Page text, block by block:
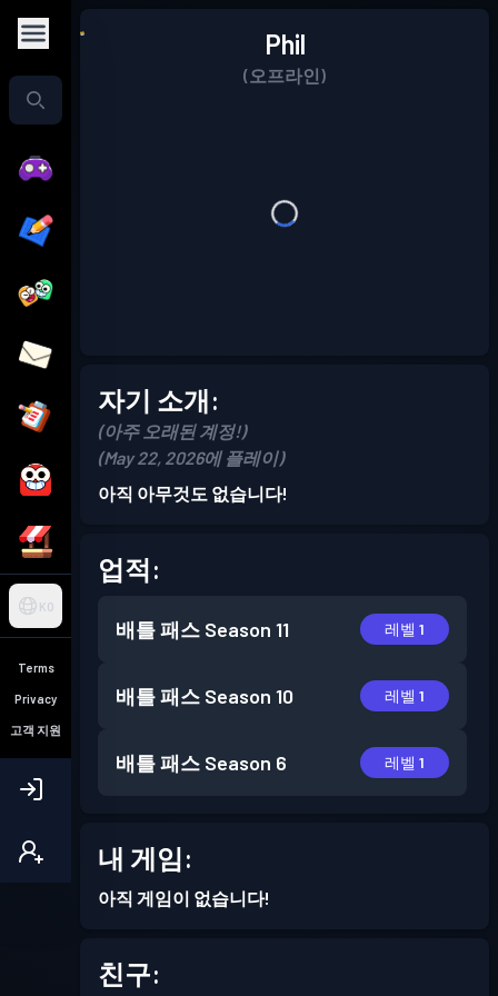
KO
Terms
Privacy
고객 지원
Phil
(오프라인)
자기 소개:
(아주 오래된 계정!)
(May 22, 2026에 플레이)
아직 아무것도 없습니다!
업적:
배틀 패스 Season 11 레벨 1
배틀 패스 Season 10 레벨 1
배틀 패스 Season 6 레벨 1
내 게임:
아직 게임이 없습니다!
친구: